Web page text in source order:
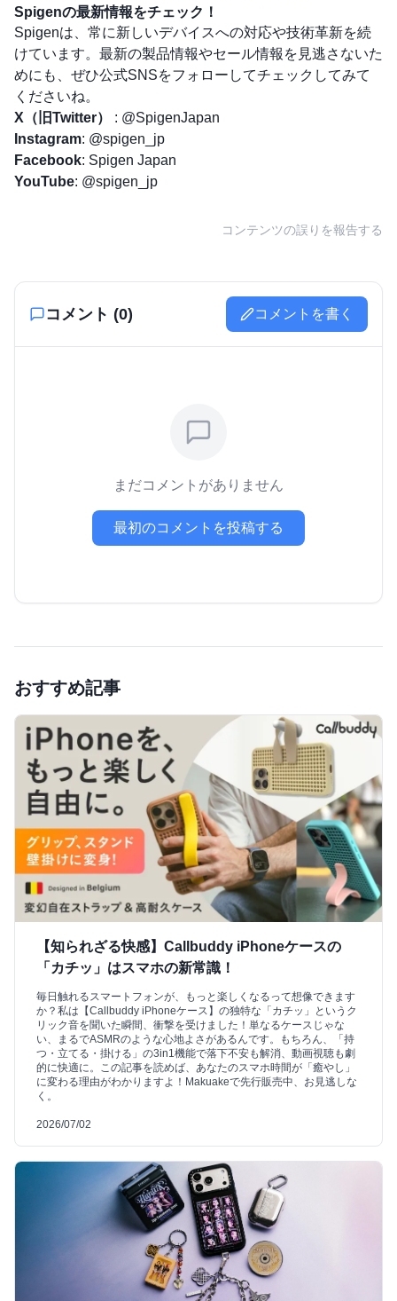
Spigenの最新情報をチェック！
Spigenは、常に新しいデバイスへの対応や技術革新を続
けています。最新の製品情報やセール情報を見逃さないた
めにも、ぜひ公式SNSをフォローしてチェックしてみて
くださいね。
X（旧Twitter）
: @SpigenJapan
Instagram: @spigen_jp
Facebook: Spigen Japan
YouTube: @spigen_jp
コンテンツの誤りを報告する
コメント (0) コメントを書く
まだコメントがありません
最初のコメントを投稿する
おすすめ記事
【知られざる快感】Callbuddy iPhoneケースの
「カチッ」はスマホの新常識！
毎日触れるスマートフォンが、もっと楽しくなるって想像できます
か？私は【Callbuddy iPhoneケース】の独特な「カチッ」というク
リック音を聞いた瞬間、衝撃を受けました！単なるケースじゃな
い、まるでASMRのような心地よさがあるんです。もちろん、「持
つ・立てる・掛ける」の3in1機能で落下不安も解消、動画視聴も劇
的に快適に。この記事を読めば、あなたのスマホ時間が「癒やし」
に変わる理由がわかりますよ！Makuakeで先行販売中、お見逃しな
く。
2026/07/02